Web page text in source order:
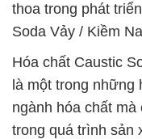
thoa trong phát
Soda Vảy / Kiềm
Hóa chất Caustic
là một trong những
ngành hóa chất
trong quá trình sản